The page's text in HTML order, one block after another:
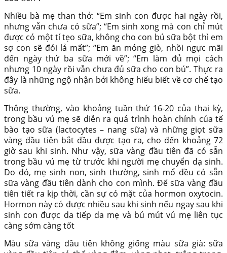
Nhiều bà mẹ than thở: “Em sinh con được hai ngày rồi,
nhưng vẫn chưa có sữa”; “Em sinh xong mà con chỉ mút
được có một tí tẹo sữa, không cho con bú sữa bột thì em
sợ con sẽ đói lả mất”; “Em ăn móng giò, nhồi ngực mãi
đến ngày thứ ba sữa mới về”; “Em làm đủ mọi cách
nhưng 10 ngày rồi vẫn chưa đủ sữa cho con bú”. Thực ra
đây là những ngộ nhận bởi không hiểu biết về cơ chế tạo
sữa.
Thông thường, vào khoảng tuần thứ 16-20 của thai kỳ,
trong bầu vú mẹ sẽ diễn ra quá trình hoàn chỉnh của tế
bào tạo sữa (lactocytes – nang sữa) và những giọt sữa
vàng đầu tiên bắt đầu được tạo ra, cho đến khoảng 72
giờ sau khi sinh. Như vậy, sữa vàng đầu tiên đã có sẵn
trong bầu vú mẹ từ trước khi người mẹ chuyển dạ sinh.
Do đó, mẹ sinh non, sinh thường, sinh mổ đều có sẵn
sữa vàng đầu tiên dành cho con mình. Để sữa vàng đầu
tiên tiết ra kịp thời, cần sự có mặt của hormon oxytocin.
Hormon này có được nhiều sau khi sinh nếu ngay sau khi
sinh con được da tiếp da mẹ và bú mút vú mẹ liên tục
càng sớm càng tốt
Màu sữa vàng đầu tiên không giống màu sữa già: sữa